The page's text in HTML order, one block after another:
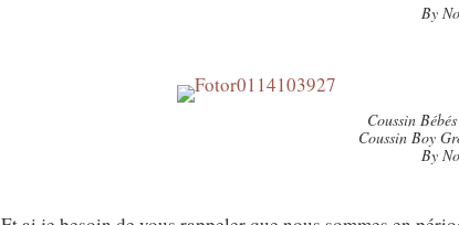
By
Coussin
Coussin Boy
By